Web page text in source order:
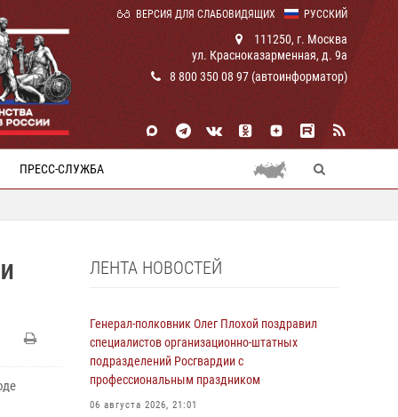
РУССКИЙ
ВЕРСИЯ ДЛЯ СЛАБОВИДЯЩИХ
111250, г. Москва
ул. Красноказарменная, д. 9а
8 800 350 08 97 (автоинформатор)
ПРЕСС-СЛУЖБА
ЛЕНТА НОВОСТЕЙ
Генерал-полковник Олег Плохой поздравил
специалистов организационно-штатных
подразделений Росгвардии с
профессиональным праздником
06 августа 2026, 21:01